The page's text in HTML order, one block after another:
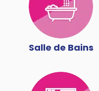
Salle de Bains